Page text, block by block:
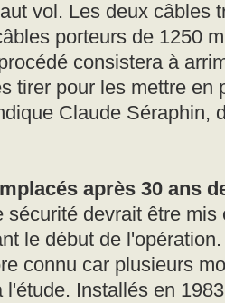
vol. Les deux câbles
porteurs de 1250
consistera à
tirer pour les mettre en
Claude Séraphin,
après 30 ans
sécurité devrait être
le début de
connu car plusieurs
l'étude. Installés en